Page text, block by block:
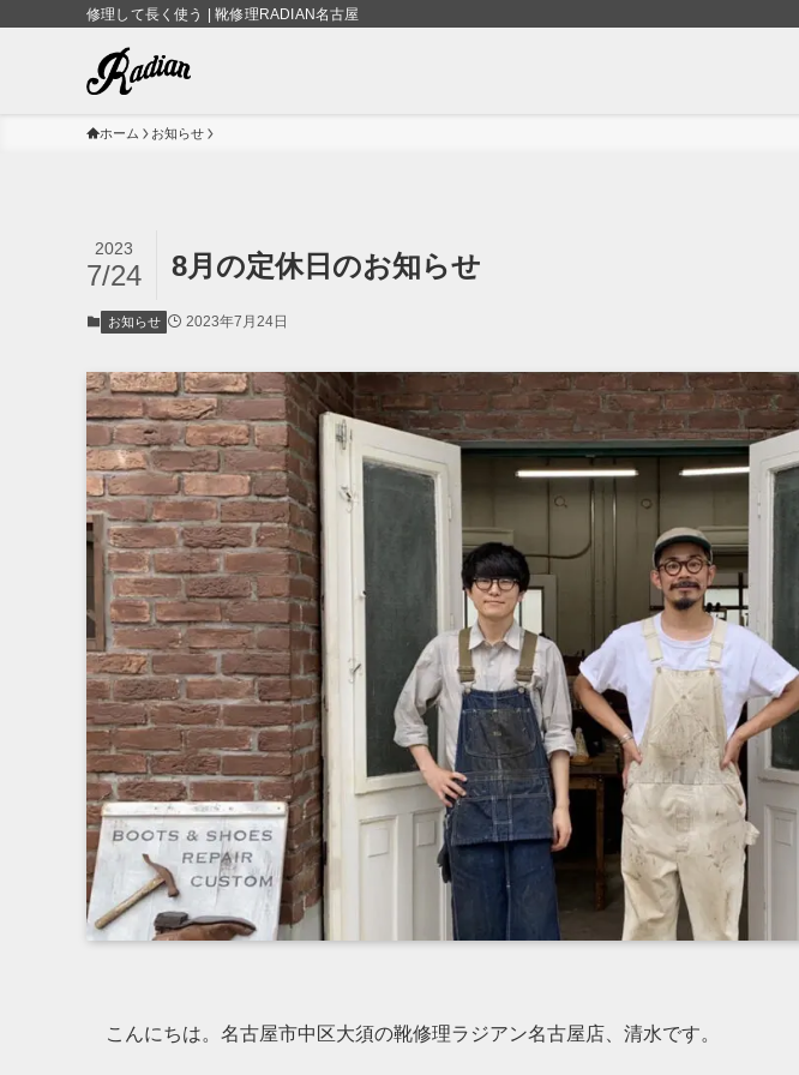
修理して長く使う | 靴修理RADIAN名古屋
ホーム お知らせ
8月の定休日のお知らせ
2023
7/24
お知らせ 2023年7月24日
こんにちは。名古屋市中区大須の靴修理ラジアン名古屋店、清水です。